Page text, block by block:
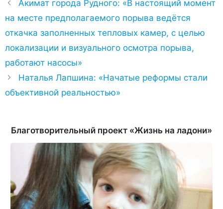
Акимат города Рудного: «В настоящий момент
на месте предполагаемого порыва ведётся
откачка заполненных тепловых камер, с целью
локализации и визуального осмотра порыва,
работают насосы»
​Наталья Лапшина: «Начатые реформы стали
объективной реальностью»
Благотворительный проект «Жизнь на ладони»